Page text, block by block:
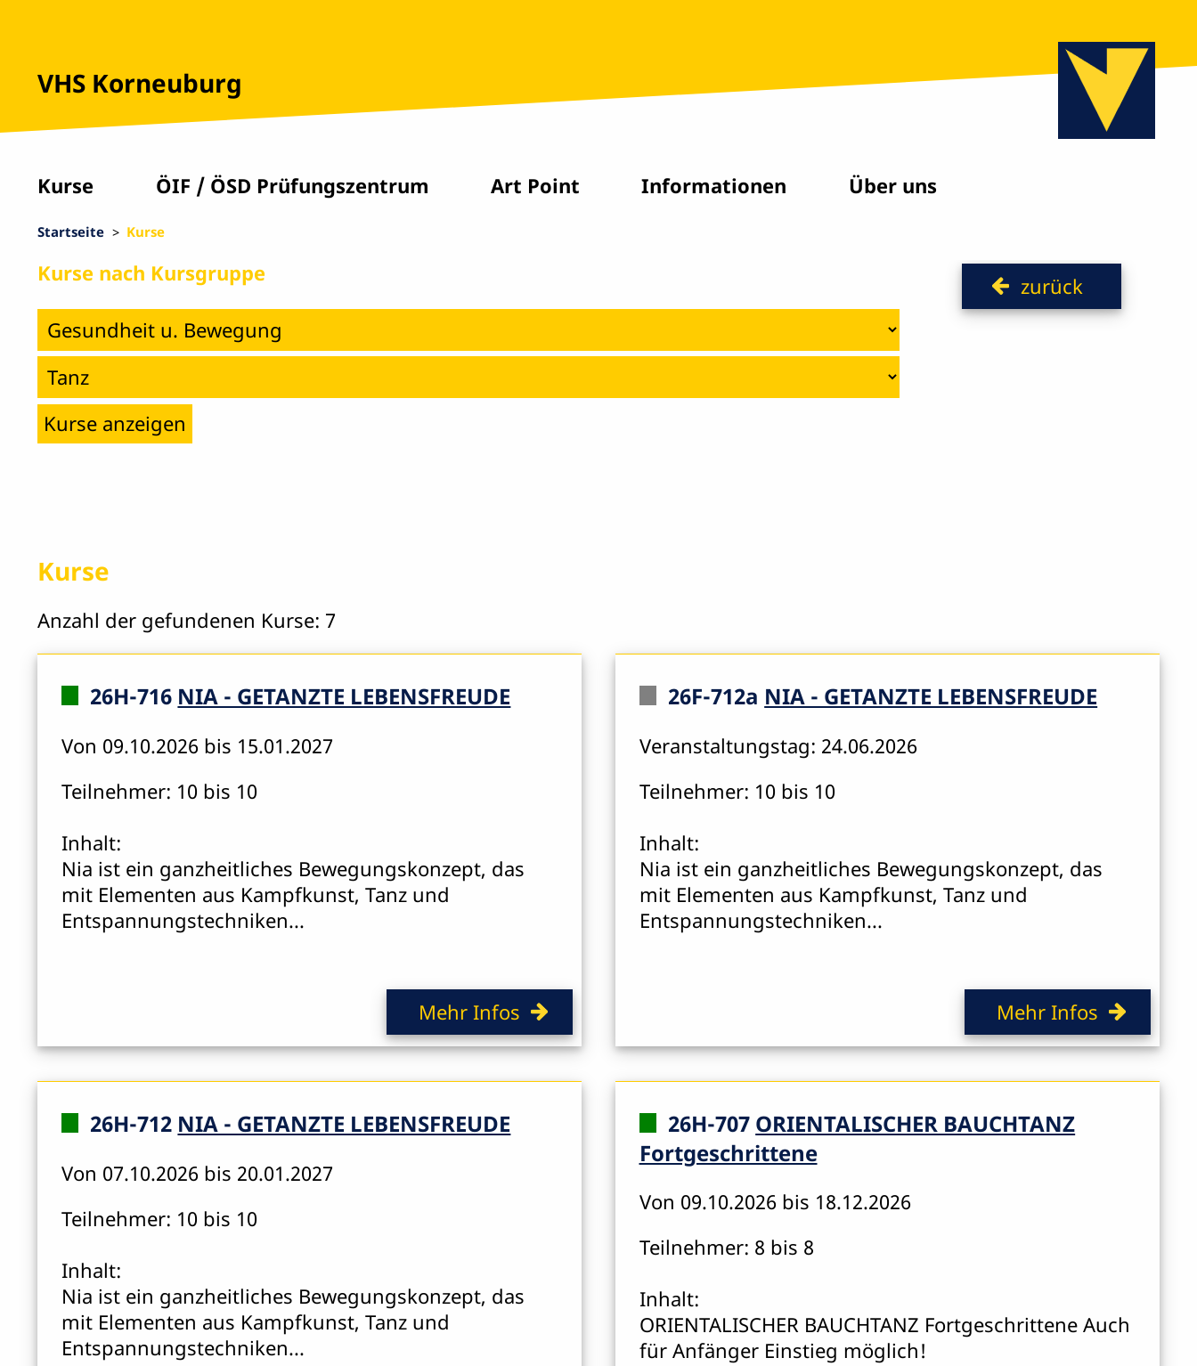
VHS Korneuburg
Kurse ÖIF / ÖSD Prüfungszentrum Art Point Informationen Über uns
Startseite Kurse
zurück
Kurse nach Kursgruppe
Kurse
Anzahl der gefundenen Kurse: 7
26H-716 NIA - GETANZTE LEBENSFREUDE
Von 09.10.2026 bis 15.01.2027
Teilnehmer: 10 bis 10
Inhalt:
Nia ist ein ganzheitliches Bewegungskonzept, das
mit Elementen aus Kampfkunst, Tanz und
Entspannungstechniken...
Mehr Infos
26F-712a NIA - GETANZTE LEBENSFREUDE
Veranstaltungstag: 24.06.2026
Teilnehmer: 10 bis 10
Inhalt:
Nia ist ein ganzheitliches Bewegungskonzept, das
mit Elementen aus Kampfkunst, Tanz und
Entspannungstechniken...
Mehr Infos
26H-712 NIA - GETANZTE LEBENSFREUDE
Von 07.10.2026 bis 20.01.2027
Teilnehmer: 10 bis 10
Inhalt:
Nia ist ein ganzheitliches Bewegungskonzept, das
mit Elementen aus Kampfkunst, Tanz und
Entspannungstechniken...
26H-707 ORIENTALISCHER BAUCHTANZ
Fortgeschrittene
Von 09.10.2026 bis 18.12.2026
Teilnehmer: 8 bis 8
Inhalt:
ORIENTALISCHER BAUCHTANZ Fortgeschrittene Auch
für Anfänger Einstieg möglich!